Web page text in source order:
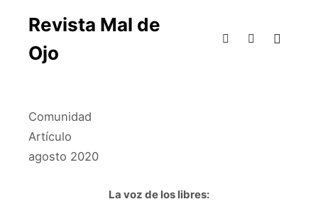
Revista Mal de
Ojo
Comunidad
Artículo
agosto 2020
La voz de los libres: